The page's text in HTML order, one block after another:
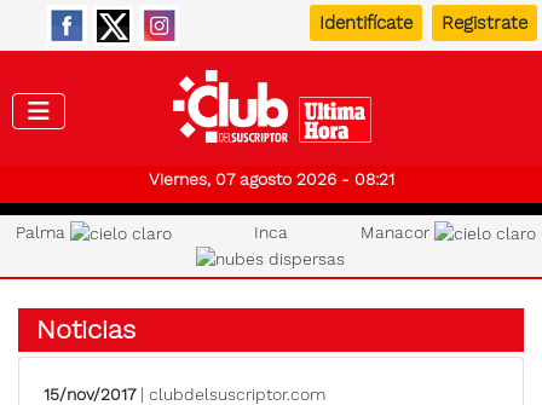
Identifícate Registrate
Viernes, 07 agosto 2026 - 08:21
Palma Inca Manacor
Noticias
15/nov/2017| clubdelsuscriptor.com